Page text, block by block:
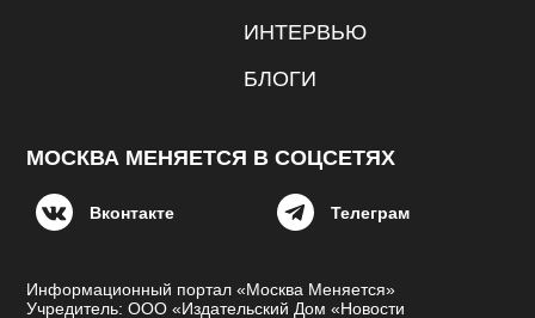
ИНТЕРВЬЮ
БЛОГИ
МОСКВА МЕНЯЕТСЯ В СОЦСЕТЯХ
Вконтакте Телеграм
Информационный портал «Москва Меняется»
Учредитель: ООО «Издательский Дом «Новости